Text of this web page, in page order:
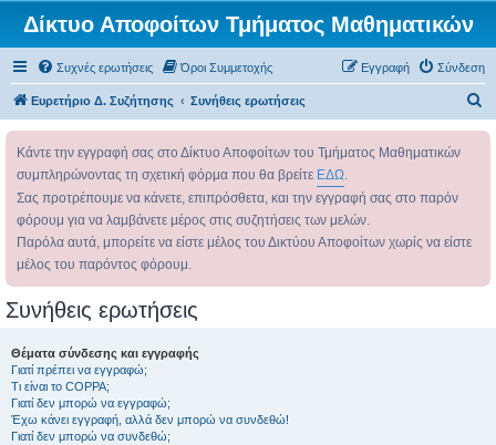
Δίκτυο Αποφοίτων Τμήματος Μαθηματικών
Συχνές ερωτήσεις Όροι Συμμετοχής Σύνδεση
Εγγραφή
Ευρετήριο Δ. Συζήτησης Συνήθεις ερωτήσεις
σ
Κάντε την εγγραφή σας στο Δίκτυο Αποφοίτων του Τμήματος Μαθηματικών
συμπληρώνοντας τη σχετική φόρμα που θα βρείτε ΕΔΩ.
Σας προτρέπουμε να κάνετε, επιπρόσθετα, και την εγγραφή σας στο παρόν
φόρουμ για να λαμβάνετε μέρος στις συζητήσεις των μελών.
Παρόλα αυτά, μπορείτε να είστε μέλος του Δικτύου Αποφοίτων χωρίς να είστε
μέλος του παρόντος φόρουμ.
Συνήθεις ερωτήσεις
Θέματα σύνδεσης και εγγραφής
Γιατί πρέπει να εγγραφώ;
Τι είναι το COPPA;
Γιατί δεν μπορώ να εγγραφώ;
Έχω κάνει εγγραφή, αλλά δεν μπορώ να συνδεθώ!
Γιατί δεν μπορώ να συνδεθώ;